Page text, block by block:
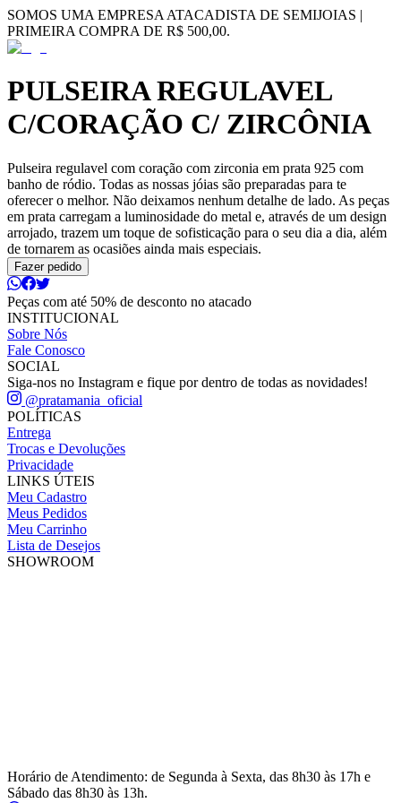
SOMOS UMA EMPRESA ATACADISTA DE SEMIJOIAS |
PRIMEIRA COMPRA DE R$ 500,00.
PULSEIRA REGULAVEL
C/CORAÇÃO C/ ZIRCÔNIA
Pulseira regulavel com coração com zirconia em prata 925 com
banho de ródio. Todas as nossas jóias são preparadas para te
oferecer o melhor. Não deixamos nenhum detalhe de lado. As peças
em prata carregam a luminosidade do metal e, através de um design
arrojado, trazem um toque de sofisticação para o seu dia a dia, além
de tornarem as ocasiões ainda mais especiais.
Fazer pedido
Peças com até 50% de desconto no atacado
INSTITUCIONAL
Sobre Nós
Fale Conosco
SOCIAL
Siga-nos no Instagram e fique por dentro de todas as novidades!
@pratamania_oficial
POLÍTICAS
Entrega
Trocas e Devoluções
Privacidade
LINKS ÚTEIS
Meu Cadastro
Meus Pedidos
Meu Carrinho
Lista de Desejos
SHOWROOM
Horário de Atendimento: de Segunda à Sexta, das 8h30 às 17h e
Sábado das 8h30 às 13h.